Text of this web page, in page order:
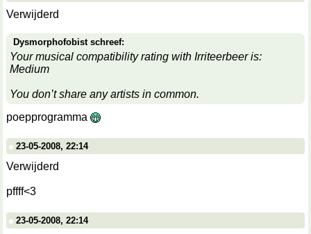
Verwijderd
Dysmorphofobist schreef:
Your musical compatibility rating with Irriteerbeer is:
Medium
You don’t share any artists in common.
poepprogramma
23-05-2008, 22:14
Verwijderd
pffff<3
23-05-2008, 22:14